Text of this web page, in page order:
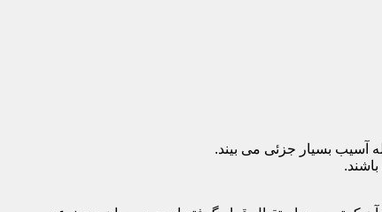
آسیب بسیار جزئی می بیند.